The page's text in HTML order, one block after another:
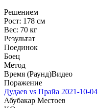
Решением
Рост: 178 см
Вес: 70 кг
Результат
Поединок
Боец
Метод
Время (Раунд)Видео
Поражение
Дудаев vs Прайа 2021-10-04
Абубакар Местоев